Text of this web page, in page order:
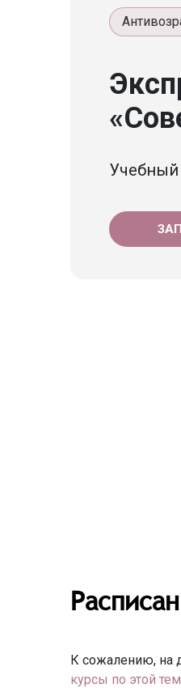
Учебный
К сожалению, на
курсы по этой